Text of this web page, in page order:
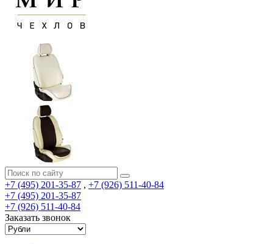
+7 (495) 201-35-87 , +7 (926) 511-40-84
+7 (495) 201-35-87
+7 (926) 511-40-84
Заказать звонок